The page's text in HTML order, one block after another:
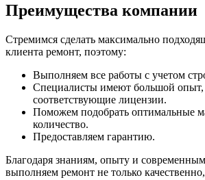
Преимущества компании
Стремимся сделать максимально
клиента ремонт, поэтому:
Выполняем все работы с учетом
Специалисты имеют большой опыт,
соответствующие лицензии.
Поможем подобрать оптимальные
количество.
Предоставляем гарантию.
Благодаря знаниям, опыту и
выполняем ремонт не только